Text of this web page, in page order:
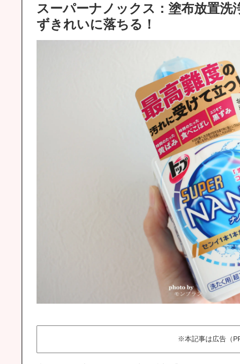
スーパーナノックス：塗布放置洗
ずきれいに落ちる！
※本記事は広告（